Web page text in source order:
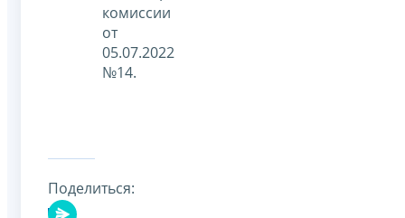
комиссии
от
05.07.2022
№14.
Поделиться: